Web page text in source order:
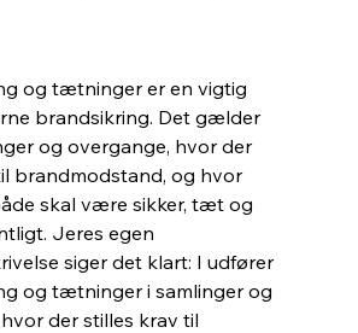
og tætninger er en vigtig
brandsikring. Det gælder
og overgange, hvor der
brandmodstand, og hvor
skal være sikker, tæt og
Jeres egen
siger det klart: I udfører
og tætninger i samlinger og
der stilles krav til